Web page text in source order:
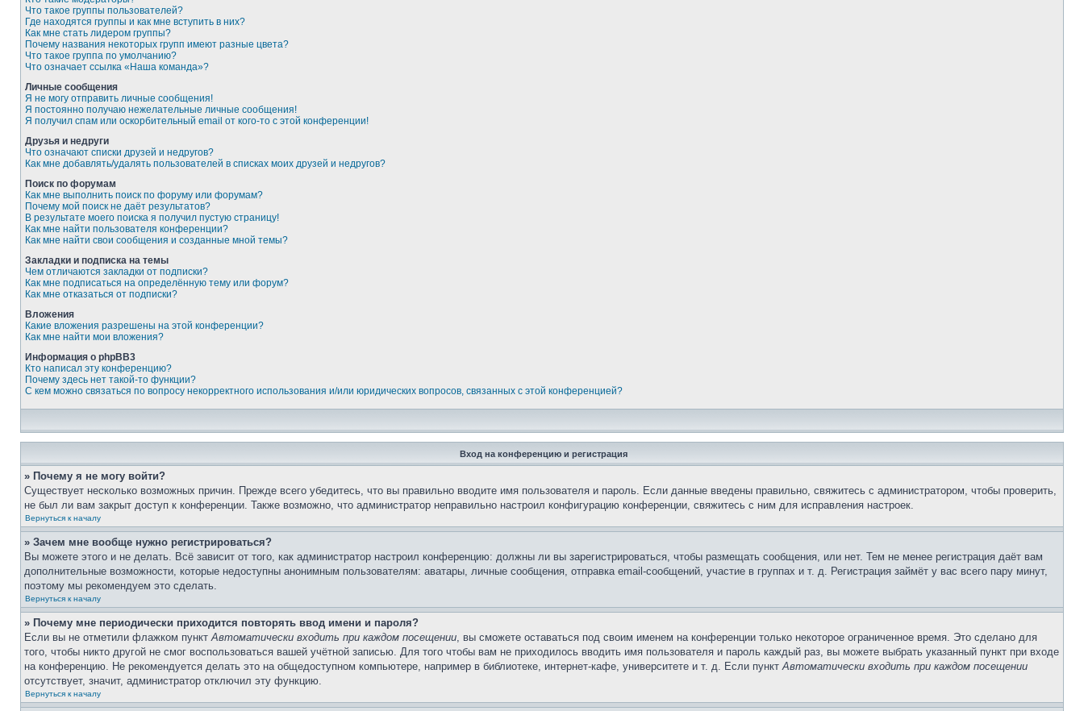
Что такое группы пользователей?
Где находятся группы и как мне вступить в них?
Как мне стать лидером группы?
Почему названия некоторых групп имеют разные цвета?
Что такое группа по умолчанию?
Что означает ссылка «Наша команда»?
Личные сообщения
Я не могу отправить личные сообщения!
Я постоянно получаю нежелательные личные сообщения!
Я получил спам или оскорбительный email от кого-то с этой конференции!
Друзья и недруги
Что означают списки друзей и недругов?
Как мне добавлять/удалять пользователей в списках моих друзей и недругов?
Поиск по форумам
Как мне выполнить поиск по форуму или форумам?
Почему мой поиск не даёт результатов?
В результате моего поиска я получил пустую страницу!
Как мне найти пользователя конференции?
Как мне найти свои сообщения и созданные мной темы?
Закладки и подписка на темы
Чем отличаются закладки от подписки?
Как мне подписаться на определённую тему или форум?
Как мне отказаться от подписки?
Вложения
Какие вложения разрешены на этой конференции?
Как мне найти мои вложения?
Информация о phpBB3
Кто написал эту конференцию?
Почему здесь нет такой-то функции?
С кем можно связаться по вопросу некорректного использования и/или юридических вопросов, связанных с этой конференцией?
Вход на конференцию и регистрация
» Почему я не могу войти?
Существует несколько возможных причин. Прежде всего убедитесь, что вы правильно вводите имя пользователя и пароль. Если данные введены правильно, свяжитесь с администратором, чтобы проверить,
не был ли вам закрыт доступ к конференции. Также возможно, что администратор неправильно настроил конфигурацию конференции, свяжитесь с ним для исправления настроек.
Вернуться к началу
» Зачем мне вообще нужно регистрироваться?
Вы можете этого и не делать. Всё зависит от того, как администратор настроил конференцию: должны ли вы зарегистрироваться, чтобы размещать сообщения, или нет. Тем не менее регистрация даёт вам
дополнительные возможности, которые недоступны анонимным пользователям: аватары, личные сообщения, отправка email-сообщений, участие в группах и т. д. Регистрация займёт у вас всего пару минут,
поэтому мы рекомендуем это сделать.
Вернуться к началу
» Почему мне периодически приходится повторять ввод имени и пароля?
Если вы не отметили флажком пунктАвтоматически входить при каждом посещении, вы сможете оставаться под своим именем на конференции только некоторое ограниченное время. Это сделано для
того, чтобы никто другой не смог воспользоваться вашей учётной записью. Для того чтобы вам не приходилось вводить имя пользователя и пароль каждый раз, вы можете выбрать указанный пункт при входе
на конференцию. Не рекомендуется делать это на общедоступном компьютере, например в библиотеке, интернет-кафе, университете и т. д. Если пунктАвтоматически входить при каждом посещении
отсутствует, значит, администратор отключил эту функцию.
Вернуться к началу